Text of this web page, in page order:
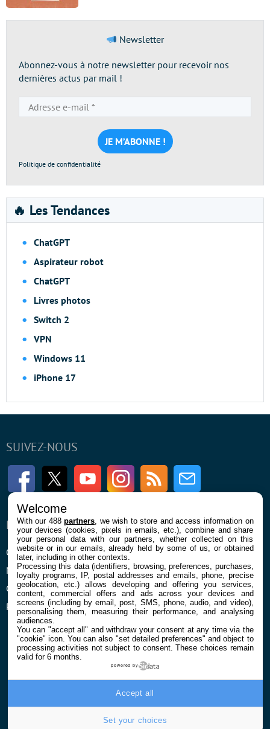
Newsletter
Abonnez-vous à notre newsletter pour recevoir nos
dernières actus par mail !
e-
mail
*
Politique de confidentialité
🔥 Les Tendances
ChatGPT
Aspirateur robot
ChatGPT
Livres photos
Switch 2
VPN
Windows 11
iPhone 17
SUIVEZ-NOUS
FacebookTwitter Youtube InstagramRSS Newsletter
ENTREPRISE
Qui sommes nous
Mentions légales et CGU
Confidentialité et Cookies
Préférences cookies
À PROPOS
La rédaction
Contact
Welcome
With our 488partners , we wish to store and access information on
your devices (cookies, pixels in emails, etc.), combine and share
your personal data with our partners, whether collected on this
website or in our emails, already held by some of us, or obtained
later, including in other contexts.
Processing this data (identifiers, browsing, preferences, purchases,
loyalty programs, IP, postal addresses and emails, phone, precise
geolocation, etc.) allows developing and offering you services,
content, commercial offers and ads across your devices and
screens (including by email, post, SMS, phone, audio, and video),
personalising them, measuring their performance, and analysing
audiences.
You can "accept all" and withdraw your consent at any time via the
"cookie" icon. You can also "set detailed preferences" and object to
processing activities not subject to consent. These choices remain
valid for 6 months.
powered by
Set your choices
Accept all